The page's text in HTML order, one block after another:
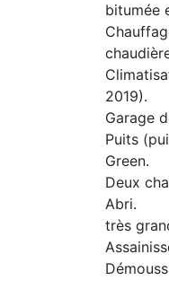
bitumée
2019).
Garage
Puits
Green.
Deux
Abri.
très